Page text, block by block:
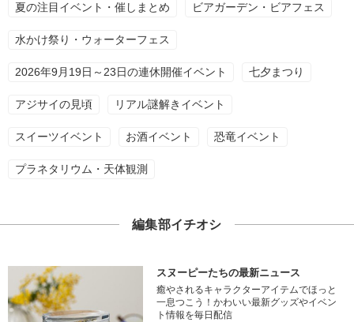
夏の注目イベント・催しまとめ ビアガーデン・ビアフェス
水かけ祭り・ウォーターフェス
2026年9月19日～23日の連休開催イベント 七夕まつり
アジサイの見頃 リアル謎解きイベント
スイーツイベント お酒イベント 恐竜イベント
プラネタリウム・天体観測
編集部イチオシ
スヌーピーたちの最新ニュース
癒やされるキャラクターアイテムでほっと
一息つこう！かわいい最新グッズやイベン
ト情報を毎日配信